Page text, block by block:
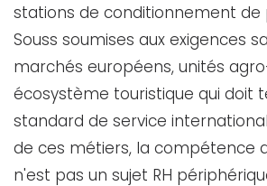
stations de conditionnement de
Souss soumises aux exigences
marchés européens, unités
écosystème touristique qui doit
standard de service
de ces métiers, la compétence
n'est pas un sujet RH